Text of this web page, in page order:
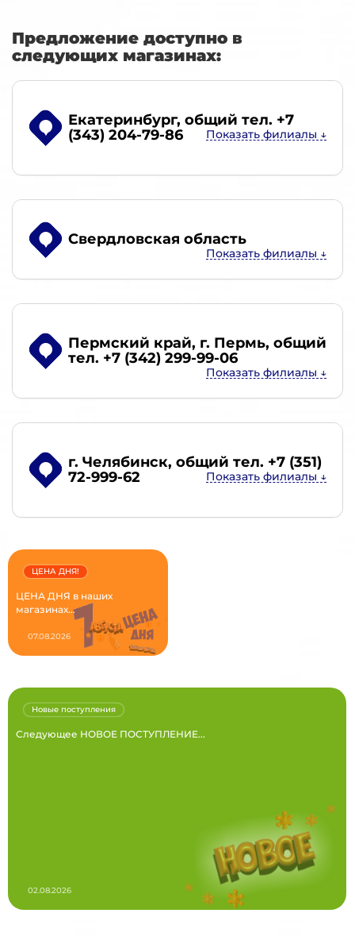
Предложение доступно в
следующих магазинах:
Екатеринбург, общий тел. +7
(343) 204-79-86
Свердловская область
Пермский край, г. Пермь, общий
тел. +7 (342) 299-99-06
г. Челябинск, общий тел. +7 (351)
72-999-62
ЦЕНА ДНЯ в наших
магазинах...
ЦЕНА ДНЯ!
07.08.2026
Следующее НОВОЕ ПОСТУПЛЕНИЕ...
Новые поступления
02.08.2026